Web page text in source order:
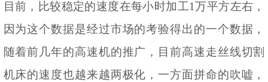
目前，比较稳定的速度在每小时加工1万平方左右，
因为这个数据是经过市场的考验得出的一个数据，
随着前几年的高速机的推广，目前高速走丝线切割
机床的速度也越来越两极化，一方面拼命的吹嘘，